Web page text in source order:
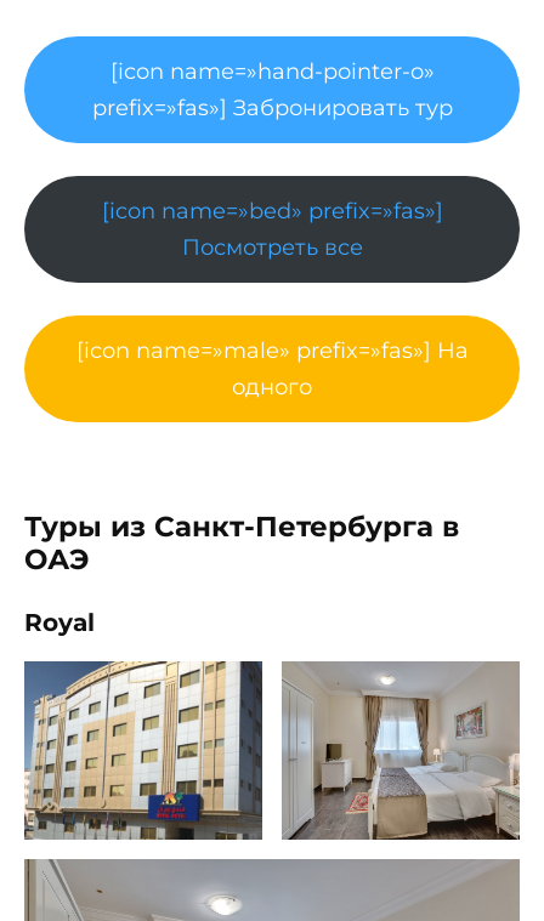
[icon name=»hand-pointer-o»
prefix=»fas»] Забронировать тур
[icon name=»bed» prefix=»fas»]
Посмотреть все
[icon name=»male» prefix=»fas»] На
одного
Туры из Санкт-Петербурга в
ОАЭ
Royal